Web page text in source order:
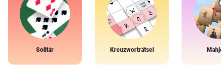
Solitär Kreuzworträtsel